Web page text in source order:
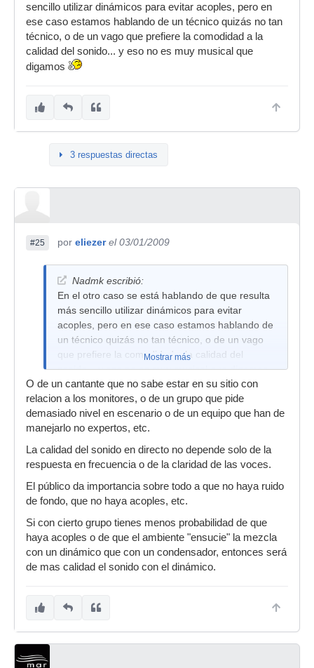
sencillo utilizar dinámicos para evitar acoples, pero en
ese caso estamos hablando de un técnico quizás no tan
técnico, o de un vago que prefiere la comodidad a la
calidad del sonido... y eso no es muy musical que
digamos
3 respuestas directas
#25 por eliezer el 03/01/2009
Nadmk escribió:
En el otro caso se está hablando de que resulta
más sencillo utilizar dinámicos para evitar
acoples, pero en ese caso estamos hablando de
un técnico quizás no tan técnico, o de un vago
que prefiere la comodidad a la calidad del
sonido... y eso no es muy musical que digamos
Mostrar más
O de un cantante que no sabe estar en su sitio con
relacion a los monitores, o de un grupo que pide
demasiado nivel en escenario o de un equipo que han de
manejarlo no expertos, etc.
La calidad del sonido en directo no depende solo de la
respuesta en frecuencia o de la claridad de las voces.
El público da importancia sobre todo a que no haya ruido
de fondo, que no haya acoples, etc.
Si con cierto grupo tienes menos probabilidad de que
haya acoples o de que el ambiente "ensucie" la mezcla
con un dinámico que con un condensador, entonces será
de mas calidad el sonido con el dinámico.